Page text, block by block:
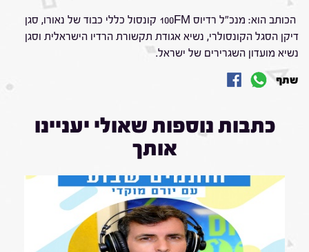
הכותב הוא: מנכ"ל רדיוס 100FM קונסול כללי כבוד של נאורו, סגן
דיקן הסגל הקונסולרי, נשיא אגודת תקשורת הרדיו הישראלית וסגן
נשיא מועדון השגרירים של ישראל.
שתף
כתבות נוספות שאולי יעניינו
אותך